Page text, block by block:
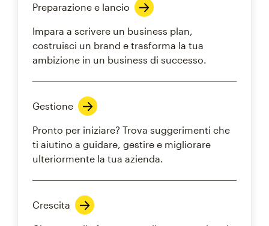
Preparazione e lancio
Impara a scrivere un business plan,
costruisci un brand e trasforma la tua
ambizione in un business di successo.
Gestione
Pronto per iniziare? Trova suggerimenti che
ti aiutino a guidare, gestire e migliorare
ulteriormente la tua azienda.
Crescita